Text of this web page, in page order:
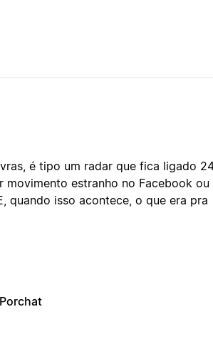
é tipo um radar que fica ligado
movimento estranho no Facebook ou
quando isso acontece, o que era pra